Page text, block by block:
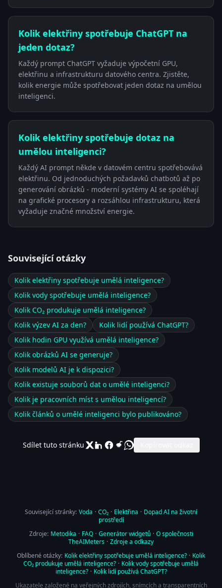
Kolik elektřiny spotřebuje ChatGPT na
jeden dotaz?
Každý prompt ChatGPT vyžaduje výpočetní GPU,
elektřinu a infrastrukturu datového centra. Zjistěte,
kolik energie může spotřebovat jeden dotaz na umělou
inteligenci.
Kolik elektřiny spotřebuje dotaz na
umělou inteligenci?
Každý AI prompt někde v datovém centru spotřebovává
elektřinu. Od jednoduchých požadavků chatbotů až po
generování obrázků - moderní systémy AI se spoléhají
na grafické procesory a rozsáhlou infrastrukturu, která
vyžaduje značné množství energie.
Související otázky
Kolik elektřiny spotřebuje umělá inteligence?
Kolik vody spotřebuje umělá inteligence?
Kolik CO₂ produkuje umělá inteligence?
Kolik výzev AI za den?
Kolik lidí používá ChatGPT?
Kolik hodin GPU využívá umělá inteligence?
Kolik obrázků AI se generuje?
Kolik modelů AI je k dispozici?
Kolik existuje souborů dat o umělé inteligenci?
Kolik je pracovních míst s umělou inteligencí?
Kolik článků o umělé inteligenci bylo publikováno?
Sdílet tuto stránku
Související stránky: Voda · CO₂ · Elektřina · Dopad AI na životní
prostředí
Zdroje: Metodika · FAQ · Generátor widgetů · O společnosti
TheAIMeters · Zdroje a odkazy
Oblíbené otázky: Kolik elektřiny spotřebuje umělá inteligence? · Kolik
CO₂ produkuje umělá inteligence? · Kolik vody spotřebuje umělá
inteligence? · Kolik lidí používá ChatGPT?
Ukazatele založené na veřejných zdrojích, snímcích a transparentních